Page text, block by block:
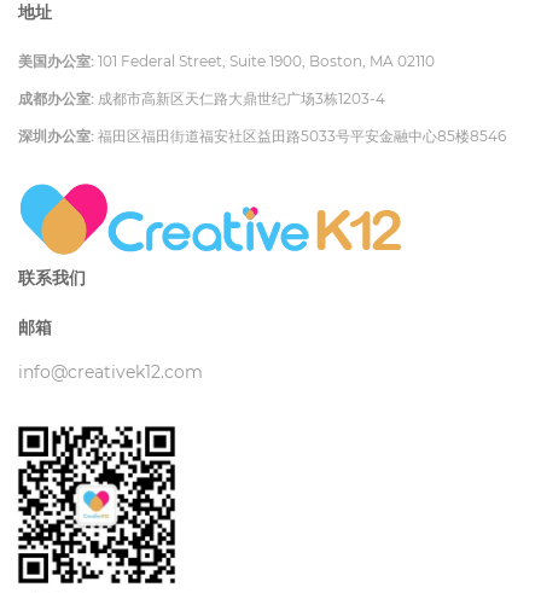
地址
美国办公室: 101 Federal Street, Suite 1900, Boston, MA 02110
成都办公室: 成都市高新区天仁路大鼎世纪广场3栋1203-4
深圳办公室: 福田区福田街道福安社区益田路5033号平安金融中心85楼8546
联系我们
邮箱
info@creativek12.com